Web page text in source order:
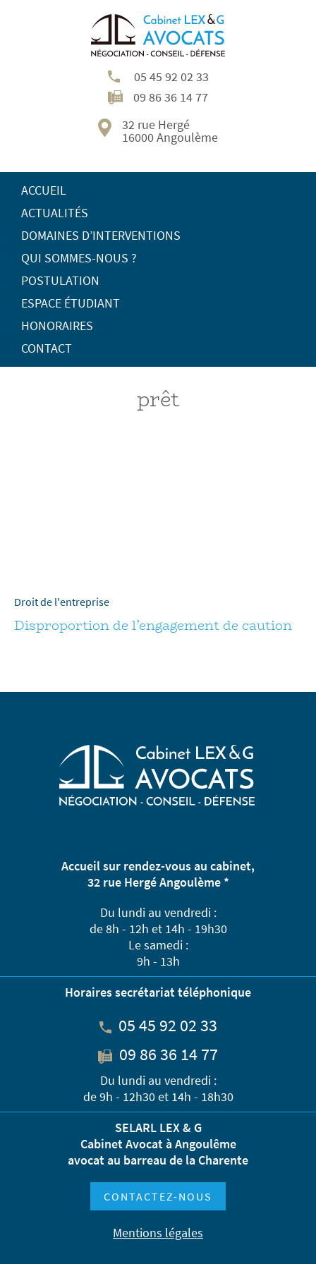
05 45 92 02 33
09 86 36 14 77
32 rue Hergé
16000 Angoulème
ACCUEIL
ACTUALITÉS
DOMAINES D’INTERVENTIONS
QUI SOMMES-NOUS ?
POSTULATION
ESPACE ÉTUDIANT
HONORAIRES
CONTACT
prêt
Droit de l'entreprise
Disproportion de l’engagement de caution
Accueil sur rendez-vous au cabinet,
32 rue Hergé Angoulème *
Du lundi au vendredi :
de 8h - 12h et 14h - 19h30
Le samedi :
9h - 13h
Horaires secrétariat téléphonique
05 45 92 02 33
09 86 36 14 77
Du lundi au vendredi :
de 9h - 12h30 et 14h - 18h30
SELARL LEX & G
Cabinet Avocat à Angoulême
avocat au barreau de la Charente
CONTACTEZ-NOUS
Mentions légales